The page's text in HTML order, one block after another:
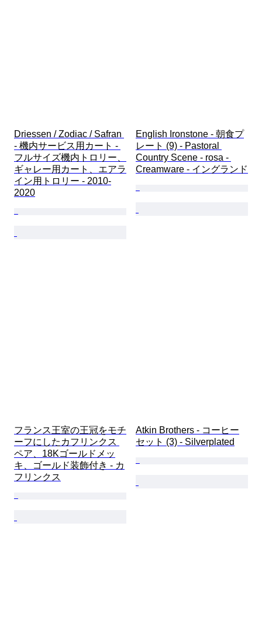
Driessen / Zodiac / Safran
- 機内サービス用カート -
フルサイズ機内トロリー、
ギャレー用カート、エアラ
イン用トロリー - 2010-
2020
English Ironstone - 朝食プ
レート (9) - Pastoral
Country Scene - rosa -
Creamware - イングランド
フランス王室の王冠をモチ
ーフにしたカフリンクス
ペア、18Kゴールドメッ
キ、ゴールド装飾付き - カ
フリンクス
Atkin Brothers - コーヒー
セット (3) - Silverplated